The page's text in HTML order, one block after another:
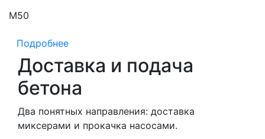
М50
Подробнее
Доставка и подача
бетона
Два понятных направления: доставка
миксерами и прокачка насосами.